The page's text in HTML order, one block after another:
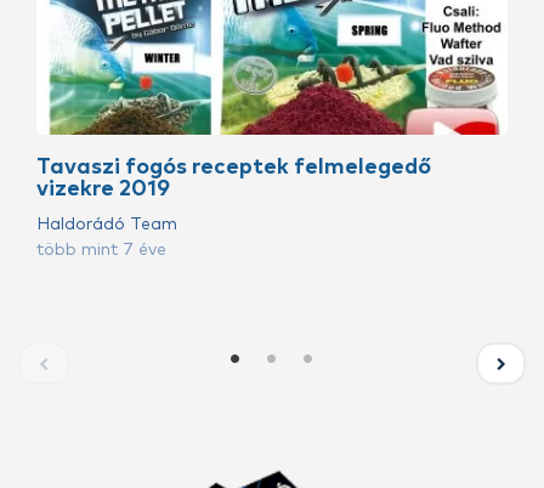
Tavaszi fogós receptek felmelegedő
vizekre 2019
Haldorádó Team
több mint 7 éve